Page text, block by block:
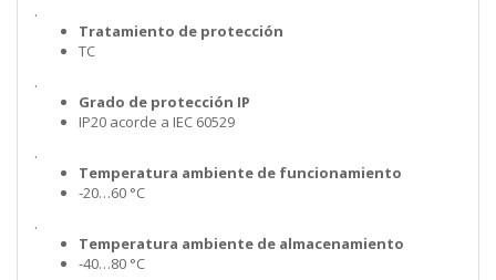
.
Tratamiento de protección
TC
.
Grado de protección IP
IP20 acorde a IEC 60529
.
Temperatura ambiente de funcionamiento
-20…60 °C
.
Temperatura ambiente de almacenamiento
-40…80 °C